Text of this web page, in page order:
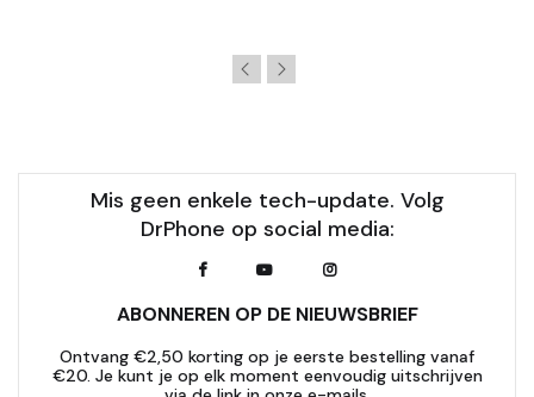
Mis geen enkele tech-update. Volg
DrPhone op social media:
ABONNEREN OP DE NIEUWSBRIEF
Ontvang €2,50 korting op je eerste bestelling vanaf
€20. Je kunt je op elk moment eenvoudig uitschrijven